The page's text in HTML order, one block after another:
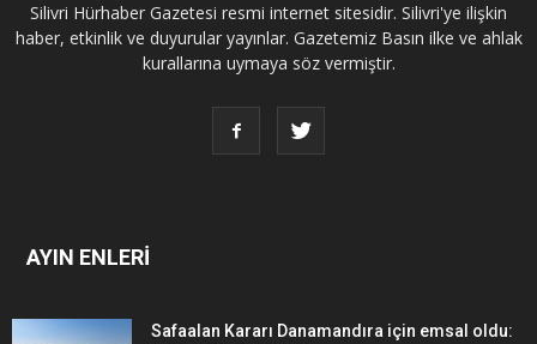
Silivri Hürhaber Gazetesi resmi internet sitesidir. Silivri'ye ilişkin
haber, etkinlik ve duyurular yayınlar. Gazetemiz Basın ilke ve ahlak
kurallarına uymaya söz vermiştir.
AYIN ENLERİ
Safaalan Kararı Danamandıra için emsal oldu: